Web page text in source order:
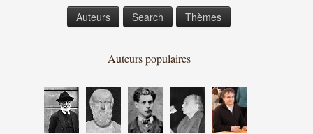
Auteurs Search Thèmes
Auteurs populaires